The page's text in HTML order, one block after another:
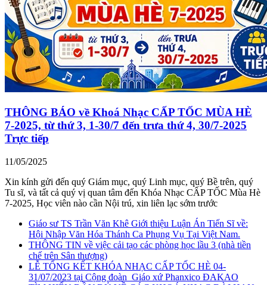
THÔNG BÁO về Khoá Nhạc CẤP TỐC MÙA HÈ
7-2025, từ thứ 3, 1-30/7 đến trưa thứ 4, 30/7-2025
Trực tiếp
11/05/2025
Xin kính gửi đến quý Giám mục, quý Linh mục, quý Bề trên, quý
Tu sĩ, và tất cả quý vị quan tâm đến Khóa Nhạc CẤP TỐC Mùa Hè
7-2025, Học viên nào cần Nội trú, xin liên lạc sớm trước
Giáo sư TS Trần Văn Khê Giới thiệu Luận Án Tiến Sĩ về:
Hội Nhập Văn Hóa Thánh Ca Phụng Vụ Tại Việt Nam.
THÔNG TIN về việc cải tạo các phòng học lầu 3 (nhà tiền
chế trên Sân thượng)
LỄ TỔNG KẾT KHÓA NHẠC CẤP TỐC HÈ 04-
31/07/2023 tại Cộng đoàn_Giáo xứ Phanxico ĐAKAO